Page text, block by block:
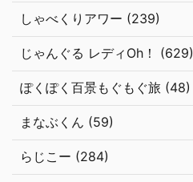
しゃべくりアワー (239)
じゃんぐる レディOh！ (629)
ぽくぽく百景もぐもぐ旅 (48)
まなぶくん (59)
らじこー (284)